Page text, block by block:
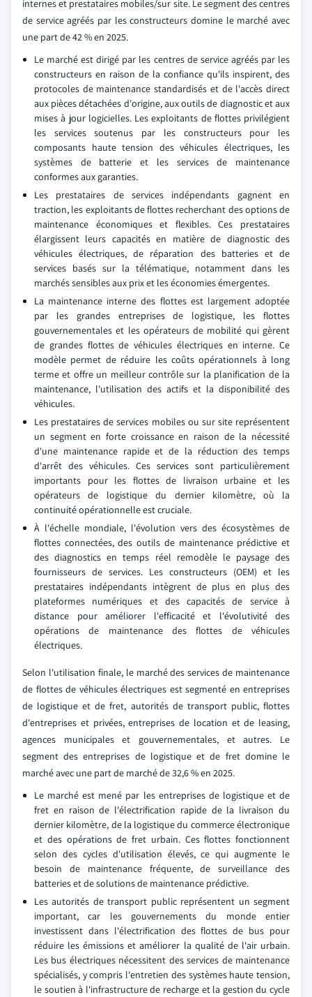
internes et prestataires mobiles/sur site. Le segment des centres
de service agréés par les constructeurs domine le marché avec
une part de 42 % en 2025.
Le marché est dirigé par les centres de service agréés par les
constructeurs en raison de la confiance qu'ils inspirent, des
protocoles de maintenance standardisés et de l'accès direct
aux pièces détachées d'origine, aux outils de diagnostic et aux
mises à jour logicielles. Les exploitants de flottes privilégient
les services soutenus par les constructeurs pour les
composants haute tension des véhicules électriques, les
systèmes de batterie et les services de maintenance
conformes aux garanties.
Les prestataires de services indépendants gagnent en
traction, les exploitants de flottes recherchant des options de
maintenance économiques et flexibles. Ces prestataires
élargissent leurs capacités en matière de diagnostic des
véhicules électriques, de réparation des batteries et de
services basés sur la télématique, notamment dans les
marchés sensibles aux prix et les économies émergentes.
La maintenance interne des flottes est largement adoptée
par les grandes entreprises de logistique, les flottes
gouvernementales et les opérateurs de mobilité qui gèrent
de grandes flottes de véhicules électriques en interne. Ce
modèle permet de réduire les coûts opérationnels à long
terme et offre un meilleur contrôle sur la planification de la
maintenance, l'utilisation des actifs et la disponibilité des
véhicules.
Les prestataires de services mobiles ou sur site représentent
un segment en forte croissance en raison de la nécessité
d'une maintenance rapide et de la réduction des temps
d'arrêt des véhicules. Ces services sont particulièrement
importants pour les flottes de livraison urbaine et les
opérateurs de logistique du dernier kilomètre, où la
continuité opérationnelle est cruciale.
À l'échelle mondiale, l'évolution vers des écosystèmes de
flottes connectées, des outils de maintenance prédictive et
des diagnostics en temps réel remodèle le paysage des
fournisseurs de services. Les constructeurs (OEM) et les
prestataires indépendants intègrent de plus en plus des
plateformes numériques et des capacités de service à
distance pour améliorer l'efficacité et l'évolutivité des
opérations de maintenance des flottes de véhicules
électriques.
Selon l'utilisation finale, le marché des services de maintenance
de flottes de véhicules électriques est segmenté en entreprises
de logistique et de fret, autorités de transport public, flottes
d'entreprises et privées, entreprises de location et de leasing,
agences municipales et gouvernementales, et autres. Le
segment des entreprises de logistique et de fret domine le
marché avec une part de marché de 32,6 % en 2025.
Le marché est mené par les entreprises de logistique et de
fret en raison de l'électrification rapide de la livraison du
dernier kilomètre, de la logistique du commerce électronique
et des opérations de fret urbain. Ces flottes fonctionnent
selon des cycles d'utilisation élevés, ce qui augmente le
besoin de maintenance fréquente, de surveillance des
batteries et de solutions de maintenance prédictive.
Les autorités de transport public représentent un segment
important, car les gouvernements du monde entier
investissent dans l'électrification des flottes de bus pour
réduire les émissions et améliorer la qualité de l'air urbain.
Les bus électriques nécessitent des services de maintenance
spécialisés, y compris l'entretien des systèmes haute tension,
le soutien à l'infrastructure de recharge et la gestion du cycle